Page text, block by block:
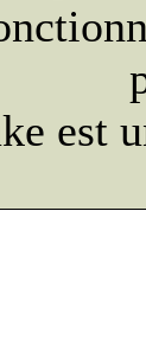
est